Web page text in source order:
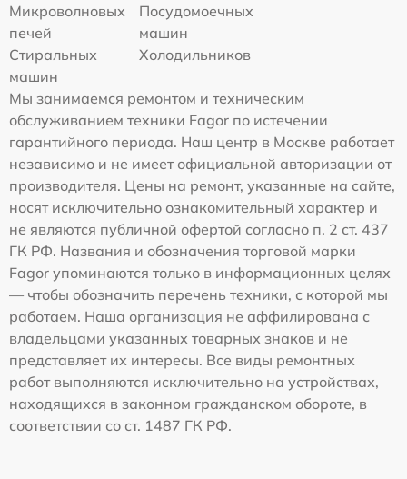
Микроволновых
печей
Посудомоечных
машин
Стиральных
машин
Холодильников
Мы занимаемся ремонтом и техническим
обслуживанием техники Fagor по истечении
гарантийного периода. Наш центр в Москве работает
независимо и не имеет официальной авторизации от
производителя. Цены на ремонт, указанные на сайте,
носят исключительно ознакомительный характер и
не являются публичной офертой согласно п. 2 ст. 437
ГК РФ. Названия и обозначения торговой марки
Fagor упоминаются только в информационных целях
— чтобы обозначить перечень техники, с которой мы
работаем. Наша организация не аффилирована с
владельцами указанных товарных знаков и не
представляет их интересы. Все виды ремонтных
работ выполняются исключительно на устройствах,
находящихся в законном гражданском обороте, в
соответствии со ст. 1487 ГК РФ.